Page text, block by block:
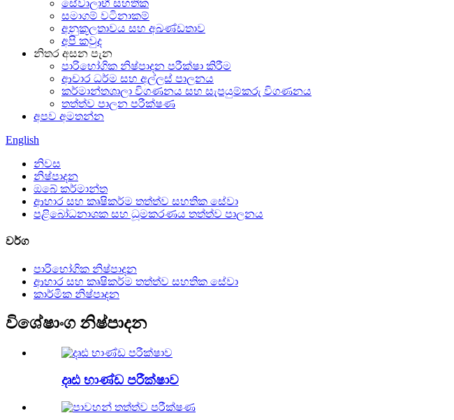
සේවාලාභී සහතික
සමාගම් වටිනාකම්
අනුකූලතාවය සහ අඛණ්ඩතාව
අපි කවුද
නිතර අසන පැන
පාරිභෝගික නිෂ්පාදන පරීක්ෂා කිරීම
ආචාර ධර්ම සහ අල්ලස් පාලනය
කර්මාන්තශාලා විගණනය සහ සැපයුම්කරු විගණනය
තත්ත්ව පාලන පරීක්ෂණ
අපව අමතන්න
English
නිවස
නිෂ්පාදන
ඔබේ කර්මාන්ත
ආහාර සහ කෘෂිකර්ම තත්ත්ව සහතික සේවා
පළිබෝධනාශක සහ ධූමකරණය තත්ත්ව පාලනය
වර්ග
පාරිභෝගික නිෂ්පාදන
ආහාර සහ කෘෂිකර්ම තත්ත්ව සහතික සේවා
කාර්මික නිෂ්පාදන
විශේෂාංග නිෂ්පාදන
දෘඪ භාණ්ඩ පරීක්ෂාව